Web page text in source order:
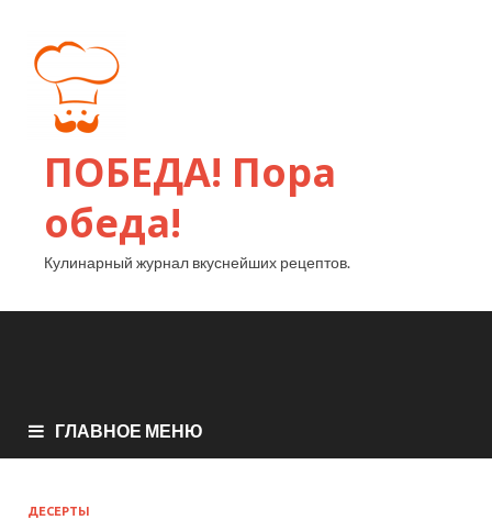
ПОБЕДА! Пора
обеда!
Кулинарный журнал вкуснейших рецептов.
ГЛАВНОЕ МЕНЮ
ДЕСЕРТЫ